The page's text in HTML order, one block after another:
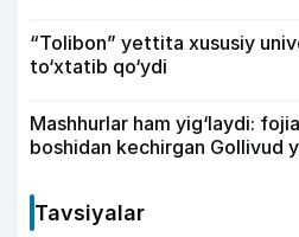
“Tolibon” yettita xususiy
to‘xtatib qo‘ydi
Mashhurlar ham yig‘laydi:
boshidan kechirgan Gollivud
Tavsiyalar